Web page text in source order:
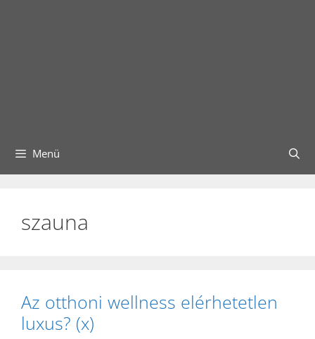
Menü
szauna
Az otthoni wellness elérhetetlen
luxus? (x)